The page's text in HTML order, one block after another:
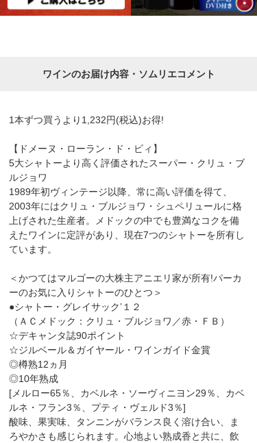
ワインのお届け内容・ソムリエコメント
1本ずつ買うより1,232円(税込)お得!
【ドメーヌ・ローラン・ド・ビィ】
5大シャトーより高く評価されたスーパー・クリュ・ブ
ルジョワ
1989年初ヴィンテージ以降、常に高い評価を得て、
2003年にはクリュ・ブルジョワ・シュペリュールに格
上げされた生産者。メドックの中でも豊満なコクを備
えたワインに定評があり、現在7つのシャトーを所有し
ています。
＜かつてはマルゴーの大株主アニエリ家が所有!パーカ
ーのお気に入りシャトーのひとつ＞
●シャトー・グレイサック’１２
（ＡＣメドック：クリュ・ブルジョワ／赤・ＦＢ）
☆デキャンタ誌90ポイント
☆ジルベール＆ガイヤール・ワインガイド金賞
◎樽熟12ヵ月
◎10年熟成
[メルロー65％、カベルネ・ソーヴィニヨン29％、カベ
ルネ・フラン3％、プティ・ヴェルド3％]
酸味、果実味、タンニンがバランス良く溶け合い、ま
ろやかさも感じられます。心地よい熟成香と共に、飲